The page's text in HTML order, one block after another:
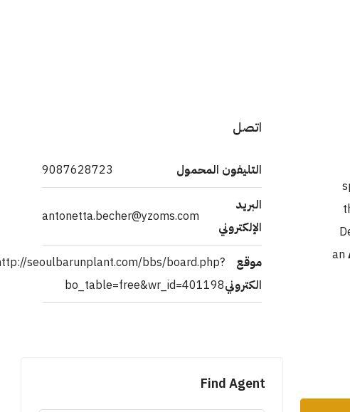
an
اتصل
التليفون المحمول 9087628723
البريد
الإلكتروني
antonetta.becher@yzoms.com
موقع
الكتروني
seoulbarunplant.com/bbs/board.php?
bo_table=free&wr_id=401198
Find Agent